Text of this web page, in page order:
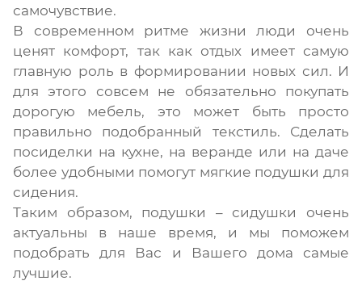
самочувствие.
В современном ритме жизни люди очень
ценят комфорт, так как отдых имеет самую
главную роль в формировании новых сил. И
для этого совсем не обязательно покупать
дорогую мебель, это может быть просто
правильно подобранный текстиль. Сделать
посиделки на кухне, на веранде или на даче
более удобными помогут мягкие подушки для
сидения.
Таким образом, подушки – сидушки очень
актуальны в наше время, и мы поможем
подобрать для Вас и Вашего дома самые
лучшие.